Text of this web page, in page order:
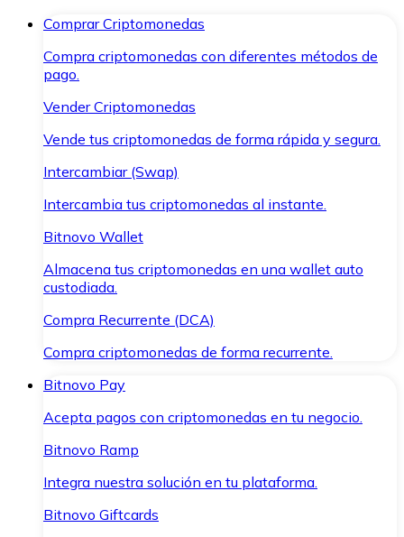
Comprar Criptomonedas
Compra criptomonedas con diferentes métodos de
pago.
Vender Criptomonedas
Vende tus criptomonedas de forma rápida y segura.
Intercambiar (Swap)
Intercambia tus criptomonedas al instante.
Bitnovo Wallet
Almacena tus criptomonedas en una wallet auto
custodiada.
Compra Recurrente (DCA)
Compra criptomonedas de forma recurrente.
Bitnovo Pay
Acepta pagos con criptomonedas en tu negocio.
Bitnovo Ramp
Integra nuestra solución en tu plataforma.
Bitnovo Giftcards